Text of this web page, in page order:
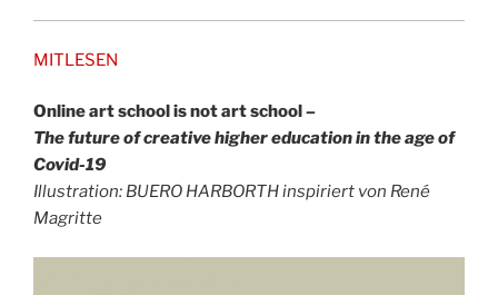
MITLESEN
Online art school is not art school –
The future of creative highereducation in the age of
Covid-19
Illustration: BUERO HARBORTH inspiriert von René
Magritte